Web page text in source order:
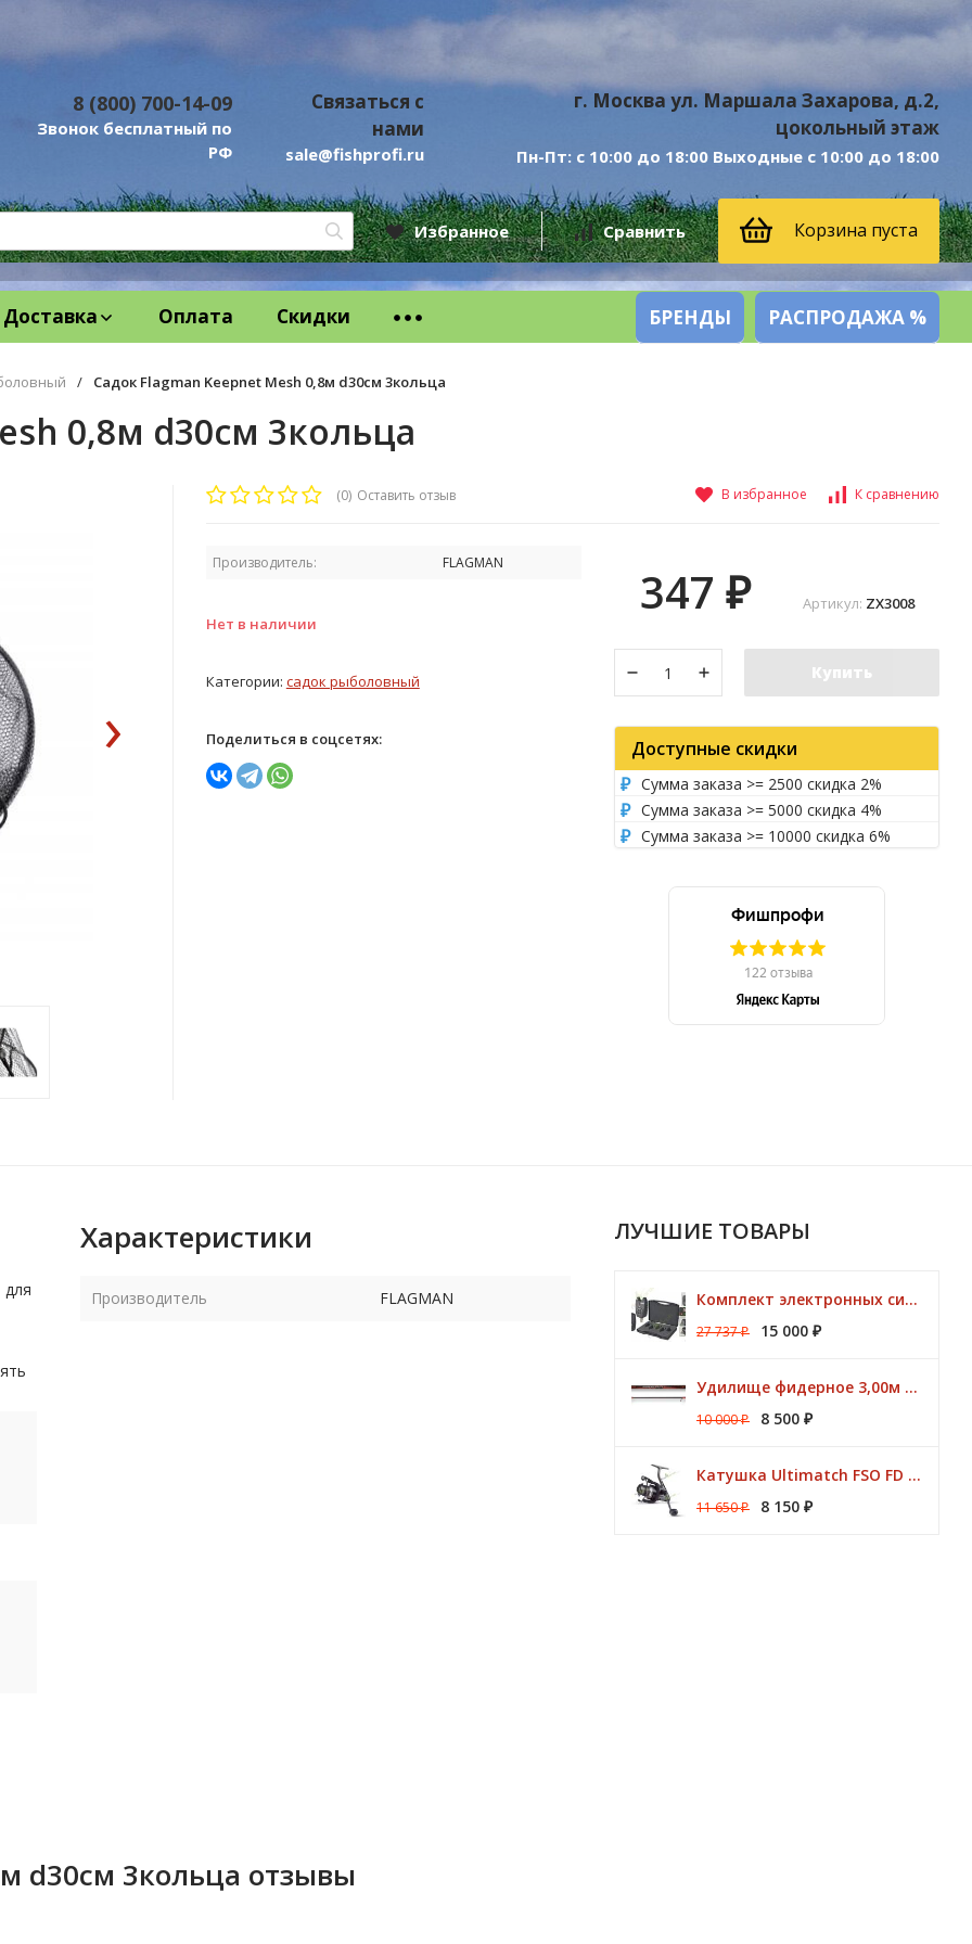
8 (800) 700-14-09
Звонок бесплатный по
РФ
Связаться с
нами
sale@fishprofi.ru
г. Москва ул. Маршала Захарова, д.2,
цокольный этаж
Пн-Пт: с 10:00 до 18:00 Выходные с 10:00 до 18:00
Избранное Сравнить Корзина пуста
Доставка Оплата Скидки БРЕНДЫ РАСПРОДАЖА %
/ Садок Flagman Keepnet Mesh 0,8м d30см 3кольца
0,8м d30см 3кольца
›
(0) Оставить отзыв В избранное К сравнению
Производитель: FLAGMAN
Нет в наличии
Категории: садок рыболовный
Поделиться в соцсетях:
Артикул: ZX3008
347 ₽
Купить
Доступные скидки
Сумма заказа >= 2500 скидка 2%
Сумма заказа >= 5000 скидка 4%
Сумма заказа >= 10000 скидка 6%
ЛУЧШИЕ ТОВАРЫ
Комплект электронных сигнализаторов TRAPER Prestige 4+1
27 737₽ 15 000 ₽
Удилище фидерное 3,00м Argon Feeder MT 50gr Browning
10 000₽ 8 500 ₽
Катушка Ultimatch FSO FD 835 8 подшипников 5,1:1 Browning
11 650₽ 8 150 ₽
для
Характеристики
Производитель FLAGMAN
d30см 3кольца отзывы